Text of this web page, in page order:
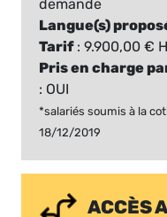
demande
Langue(s)
Tarif: 9.900,00 €
Pris en charge
: OUI
*salariés soumis à la
18/12/2019
ACCÈS